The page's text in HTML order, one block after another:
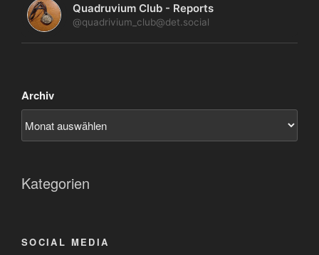
Quadruvium Club - Reports
@quadrivium_club@det.social
Archiv
Kategorien
SOCIAL MEDIA